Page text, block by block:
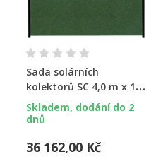
Sada solárních
kolektorů SC 4,0 m x 1,2
m (4ks)
Skladem, dodání do 2
dnů
36 162,00 Kč